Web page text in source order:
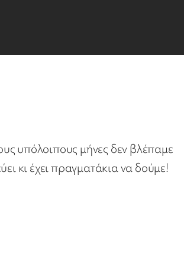
υπόλοιπους μήνες δεν βλέπαμε
κι έχει πραγματάκια να δούμε!